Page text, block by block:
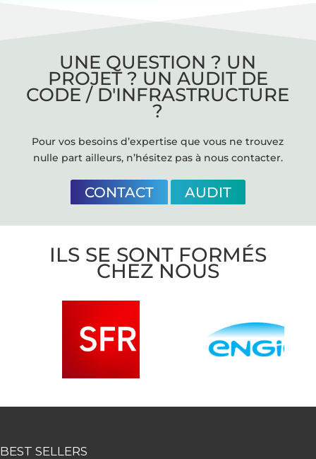
UNE QUESTION ? UN
PROJET ? UN AUDIT DE
CODE / D'INFRASTRUCTURE
?
Pour vos besoins d’expertise que vous ne trouvez
nulle part ailleurs, n’hésitez pas à nous contacter.
CONTACT AUDIT
ILS SE SONT FORMÉS
CHEZ NOUS
BEST SELLERS